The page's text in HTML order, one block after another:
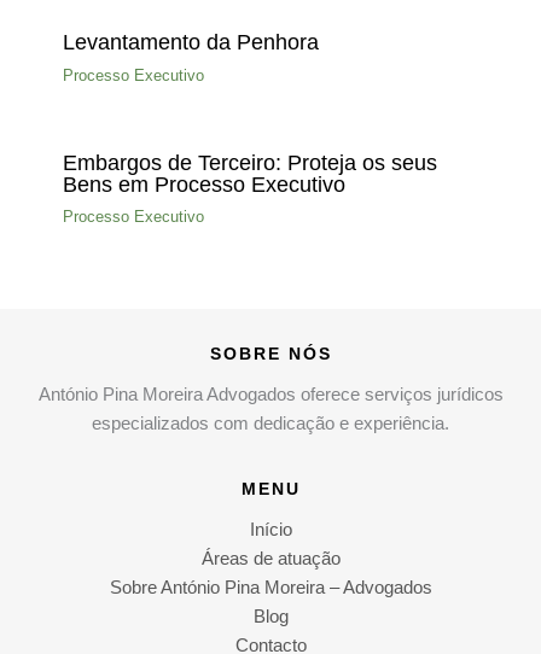
Levantamento da Penhora
Processo Executivo
Embargos de Terceiro: Proteja os seus
Bens em Processo Executivo
Processo Executivo
SOBRE NÓS
António Pina Moreira Advogados oferece serviços jurídicos
especializados com dedicação e experiência.
MENU
Início
Áreas de atuação
Sobre António Pina Moreira – Advogados
Blog
Contacto